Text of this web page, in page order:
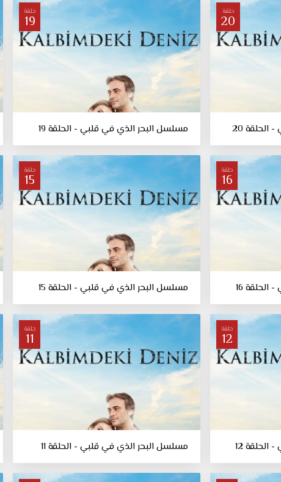
حلقة
20
20
حلقة
19
مسلسل البحر الذي في قلبي - الحلقة 19
حلقة
16
16
حلقة
15
مسلسل البحر الذي في قلبي - الحلقة 15
حلقة
12
12
حلقة
11
مسلسل البحر الذي في قلبي - الحلقة 11